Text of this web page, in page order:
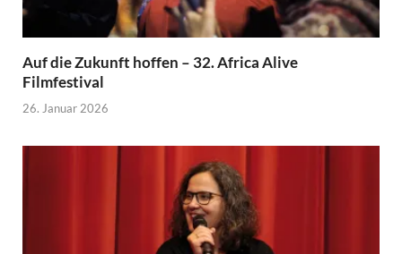
Auf die Zukunft hoffen – 32. Africa Alive
Filmfestival
26. Januar 2026